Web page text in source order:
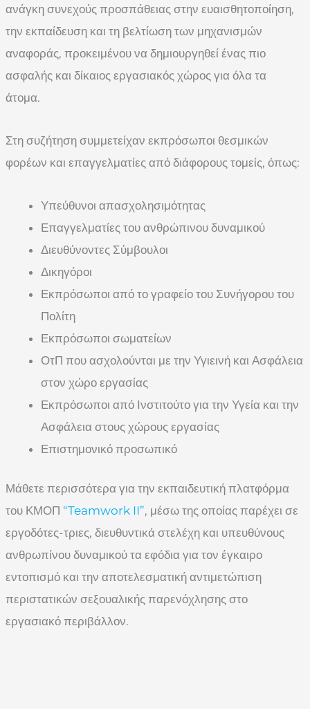
ανάγκη συνεχούς προσπάθειας στην ευαισθητοποίηση,
την εκπαίδευση και τη βελτίωση των μηχανισμών
αναφοράς, προκειμένου να δημιουργηθεί ένας πιο
ασφαλής και δίκαιος εργασιακός χώρος για όλα τα
άτομα.
Στη συζήτηση συμμετείχαν εκπρόσωποι θεσμικών
φορέων και επαγγελματίες από διάφορους τομείς, όπως:
Υπεύθυνοι απασχολησιμότητας
Επαγγελματίες του ανθρώπινου δυναμικού
Διευθύνοντες Σύμβουλοι
Δικηγόροι
Εκπρόσωποι από το γραφείο του Συνήγορου του
Πολίτη
Εκπρόσωποι σωματείων
ΟτΠ που ασχολούνται με την Υγιεινή και Ασφάλεια
στον χώρο εργασίας
Εκπρόσωποι από Ινστιτούτο για την Υγεία και την
Ασφάλεια στους χώρους εργασίας
Επιστημονικό προσωπικό
Μάθετε περισσότερα για την εκπαιδευτική πλατφόρμα
του ΚΜΟΠ “Teamwork II”, μέσω της οποίας παρέχει σε
εργοδότες-τριες, διευθυντικά στελέχη και υπευθύνους
ανθρωπίνου δυναμικού τα εφόδια για τον έγκαιρο
εντοπισμό και την αποτελεσματική αντιμετώπιση
περιστατικών σεξουαλικής παρενόχλησης στο
εργασιακό περιβάλλον.